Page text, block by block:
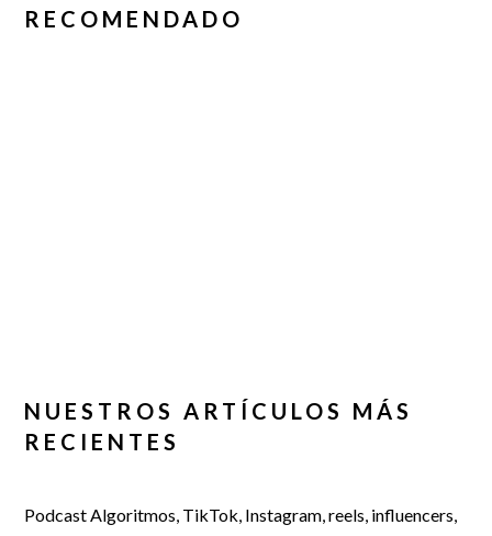
RECOMENDADO
NUESTROS ARTÍCULOS MÁS
RECIENTES
Podcast Algoritmos, TikTok, Instagram, reels, influencers,